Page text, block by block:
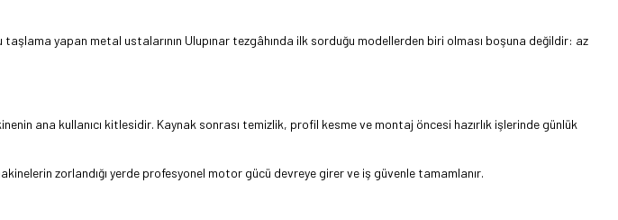
yapan metal ustalarının Ulupınar tezgâhında ilk sorduğu modellerden biri olması boşuna değildir: az
ana kullanıcı kitlesidir. Kaynak sonrası temizlik, profil kesme ve montaj öncesi hazırlık işlerinde günlük
zorlandığı yerde profesyonel motor gücü devreye girer ve iş güvenle tamamlanır.